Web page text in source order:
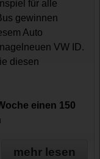
für alle
gewinnen
Auto
VW ID.
diesen
einen 150
mehr lesen